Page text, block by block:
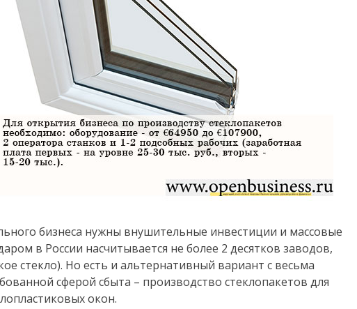
бизнеса нужны внушительные инвестиции и массовые
в России насчитывается не более 2 десятков заводов,
стекло). Но есть и альтернативный вариант с весьма
сферой сбыта – производство стеклопакетов для
окон.